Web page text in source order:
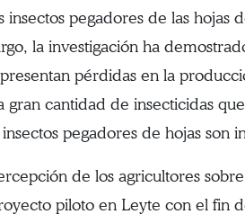
pegadores de las hojas
la investigación ha
pérdidas en la
gran cantidad de insecticidas
pegadores de hojas son
de los agricultores
piloto en Leyte con el fin